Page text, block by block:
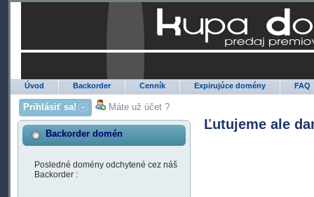
Úvod Backorder Cenník Expirujúce domény FAQ
Prihlásiť sa! Máte už účet ?
Backorder domén
Posledné domény odchytené cez náš
Backorder :
Ľutujeme ale